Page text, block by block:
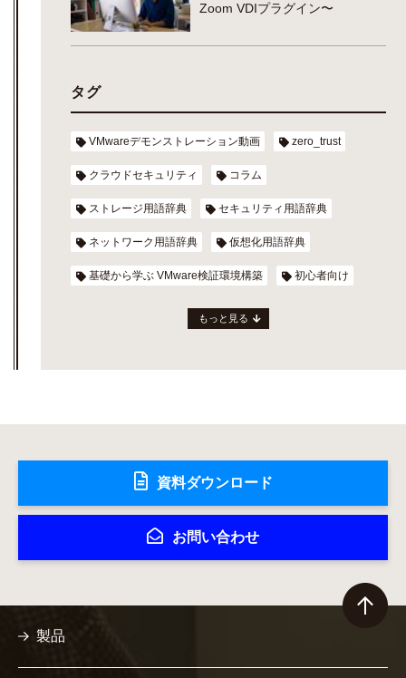
Zoom VDIプラグイン〜
タグ
VMwareデモンストレーション動画 zero_trust
クラウドセキュリティ コラム
ストレージ用語辞典 セキュリティ用語辞典
ネットワーク用語辞典 仮想化用語辞典
基礎から学ぶ VMware検証環境構築 初心者向け
もっと見る
資料ダウンロード
お問い合わせ
製品